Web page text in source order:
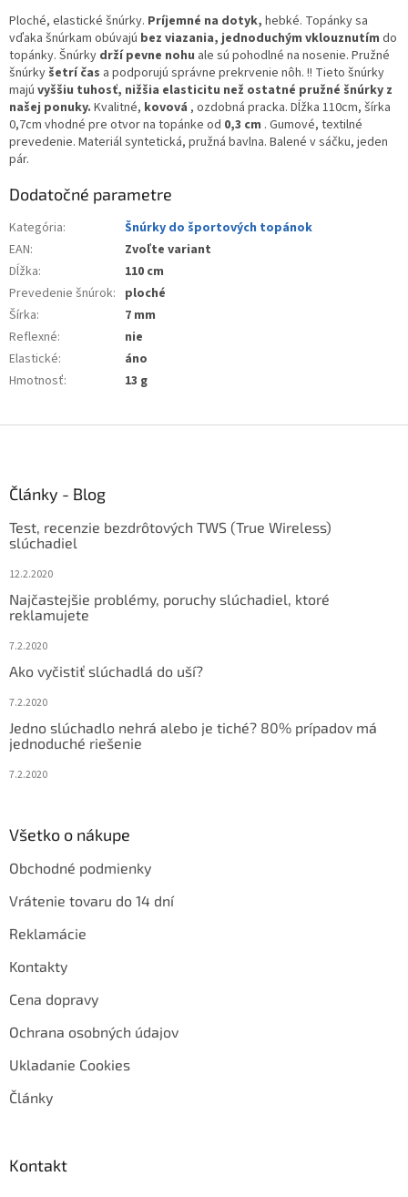
Ploché, elastické šnúrky. Príjemné na dotyk, hebké. Topánky sa
vďaka šnúrkam obúvajú bez viazania, jednoduchým vklouznutím do
topánky. Šnúrky drží pevne nohu ale sú pohodlné na nosenie. Pružné
šnúrky šetrí čas a podporujú správne prekrvenie nôh. !! Tieto šnúrky
majú vyššiu tuhosť, nižšia elasticitu než ostatné pružné šnúrky z
našej ponuky. Kvalitné, kovová , ozdobná pracka. Dĺžka 110cm, šírka
0,7cm vhodné pre otvor na topánke od 0,3 cm . Gumové, textilné
prevedenie. Materiál syntetická, pružná bavlna. Balené v sáčku, jeden
pár.
Dodatočné parametre
Kategória:
Šnúrky do športových topánok
EAN:
Zvoľte variant
Dĺžka:
110 cm
Prevedenie šnúrok: ploché
Šírka:
7 mm
Reflexné:
nie
Elastické:
áno
Hmotnosť: 13 g
Články - Blog
Test, recenzie bezdrôtových TWS (True Wireless)
slúchadiel
12.2.2020
Najčastejšie problémy, poruchy slúchadiel, ktoré
reklamujete
7.2.2020
Ako vyčistiť slúchadlá do uší?
7.2.2020
Jedno slúchadlo nehrá alebo je tiché? 80% prípadov má
jednoduché riešenie
7.2.2020
Všetko o nákupe
Obchodné podmienky
Vrátenie tovaru do 14 dní
Reklamácie
Kontakty
Cena dopravy
Ochrana osobných údajov
Ukladanie Cookies
Články
Kontakt